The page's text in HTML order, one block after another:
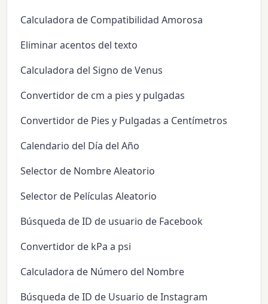
Calculadora de Compatibilidad Amorosa
Eliminar acentos del texto
Calculadora del Signo de Venus
Convertidor de cm a pies y pulgadas
Convertidor de Pies y Pulgadas a Centímetros
Calendario del Día del Año
Selector de Nombre Aleatorio
Selector de Películas Aleatorio
Búsqueda de ID de usuario de Facebook
Convertidor de kPa a psi
Calculadora de Número del Nombre
Búsqueda de ID de Usuario de Instagram